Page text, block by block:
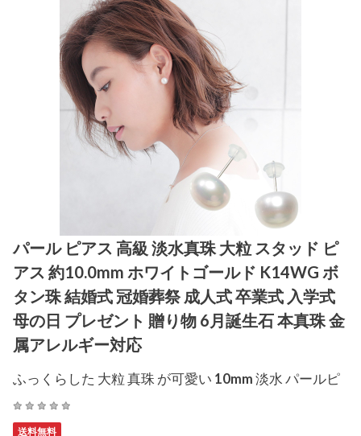
パール ピアス 高級 淡水真珠 大粒 スタッド ピ
アス 約10.0mm ホワイトゴールド K14WG ボ
タン珠 結婚式 冠婚葬祭 成人式 卒業式 入学式
母の日 プレゼント 贈り物 6月誕生石 本真珠 金
属アレルギー対応
ふっくらした 大粒 真珠 が可愛い 10mm 淡水 パールピ
送料無料